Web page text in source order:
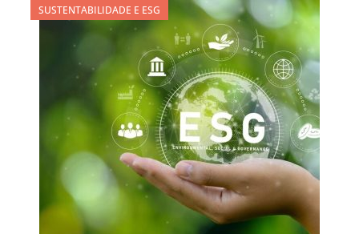
SUSTENTABILIDADE E ESG